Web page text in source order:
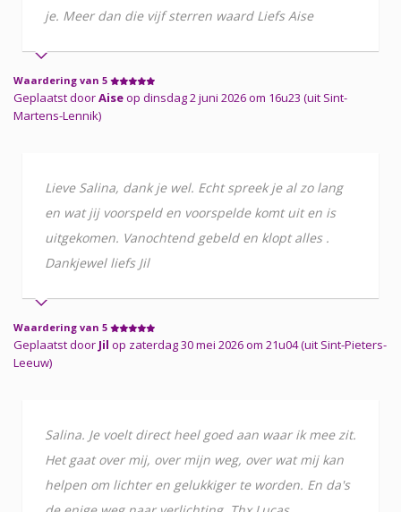
je. Meer dan die vijf sterren waard Liefs Aise
Waardering van 5
Geplaatst doorAiseop dinsdag 2 juni 2026 om 16u23 (uit Sint-
Martens-Lennik)
Lieve Salina, dank je wel. Echt spreek je al zo lang
en wat jij voorspeld en voorspelde komt uit en is
uitgekomen. Vanochtend gebeld en klopt alles .
Dankjewel liefs Jil
Waardering van 5
Geplaatst door Jil op zaterdag 30 mei 2026 om 21u04 (uit Sint-Pieters-
Leeuw)
Salina. Je voelt direct heel goed aan waar ik mee zit.
Het gaat over mij, over mijn weg, over wat mij kan
helpen om lichter en gelukkiger te worden. En da's